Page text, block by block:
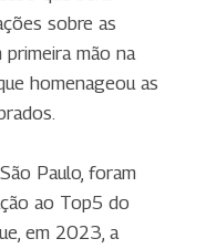
sobre as
mão na
homenageou as
Paulo, foram
ao Top5 do
em 2023, a